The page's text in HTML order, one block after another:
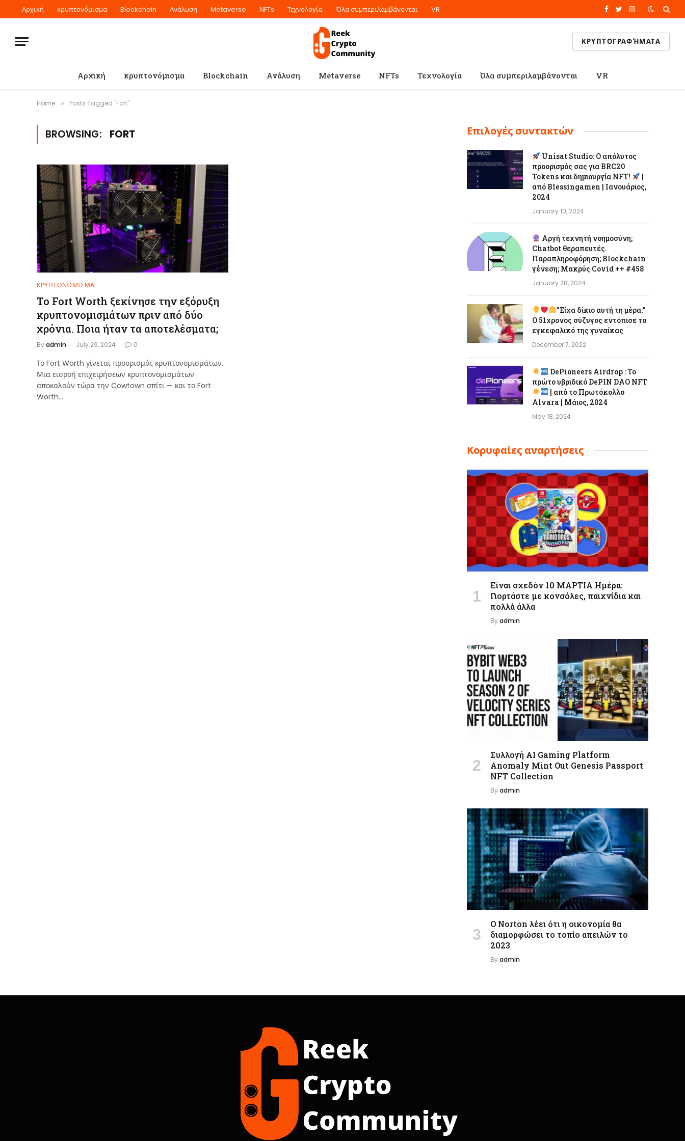
Αρχική κρυπτονόμισμα Blockchain Ανάλυση Metaverse NFTs Τεχνολογία Όλα συμπεριλαμβάνονται VR Facebook
TwitterInstagram
ΚΡΥΠΤΟΓΡΑΦΉΜΑΤΑ
Αρχική κρυπτονόμισμα Blockchain Ανάλυση Metaverse NFTs Τεχνολογία Όλα συμπεριλαμβάνονται VR
Home » Posts Tagged "Fort"
BROWSING: FORT
ΚΡΥΠΤΟΝΌΜΙΣΜΑ
Το Fort Worth ξεκίνησε την εξόρυξη
κρυπτονομισμάτων πριν από δύο
χρόνια. Ποια ήταν τα αποτελέσματα;
Byadmin July 29, 2024 0
Το Fort Worth γίνεται προορισμός κρυπτονομισμάτων.
Μια εισροή επιχειρήσεων κρυπτονομισμάτων
αποκαλούν τώρα την Cowtown σπίτι — και το Fort
Worth…
Επιλογές συντακτών
Unisat Studio: Ο απόλυτος
προορισμός σας για BRC20
Tokens και δημιουργία NFT!
|
από Blessingamen | Ιανουάριος,
2024
January 10, 2024
Αργή τεχνητή νοημοσύνη;
Chatbot θεραπευτές.
Παραπληροφόρηση; Blockchain
γένεση; Μακρύς Covid ++ #458
January 28, 2024
”Είχα δίκιο αυτή τη μέρα:”
Ο 51χρονος σύζυγος εντόπισε το
εγκεφαλικό της γυναίκας
December 7, 2022
DePioneers Airdrop : Το
πρώτο υβριδικό DePIN DAO NFT
| από το Πρωτόκολλο
Alvara | Μάιος, 2024
May 18, 2024
Κορυφαίες αναρτήσεις
Είναι σχεδόν 10 ΜΑΡΤΙΑ Ημέρα:
Γιορτάστε με κονσόλες, παιχνίδια και
πολλά άλλα
Byadmin
Συλλογή AI Gaming Platform
Anomaly Mint Out Genesis Passport
NFT Collection
Byadmin
Ο Norton λέει ότι η οικονομία θα
διαμορφώσει το τοπίο απειλών το
2023
Byadmin